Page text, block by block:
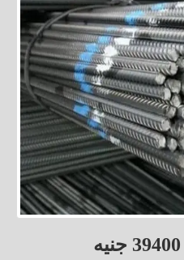
حديد المصريين يسجل 39400 جنيه